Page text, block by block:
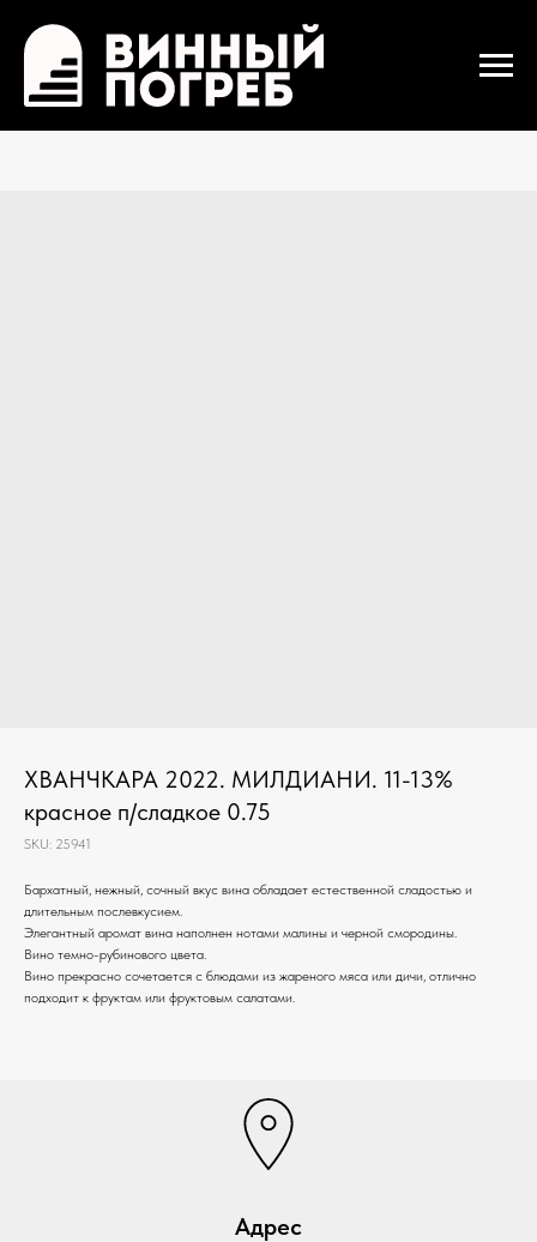
ХВАНЧКАРА 2022. МИЛДИАНИ. 11-13%
красное п/сладкое 0.75
SKU: 25941
Бархатный, нежный, сочный вкус вина обладает естественной сладостью и
длительным послевкусием.
Элегантный аромат вина наполнен нотами малины и черной смородины.
Вино темно-рубинового цвета.
Вино прекрасно сочетается с блюдами из жареного мяса или дичи, отлично
подходит к фруктам или фруктовым салатами.
Адрес